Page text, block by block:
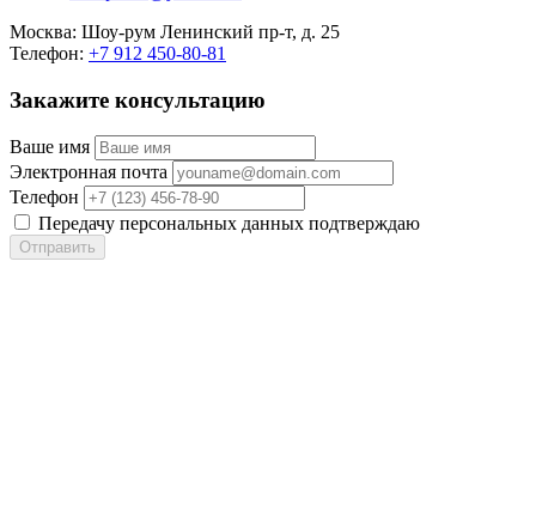
Москва: Шоу-рум Ленинский пр-т, д. 25
Телефон: +7 912 450-80-81
Закажите консультацию
Ваше имя
Электронная почта
Телефон
Передачу персональных данных подтверждаю
Отправить